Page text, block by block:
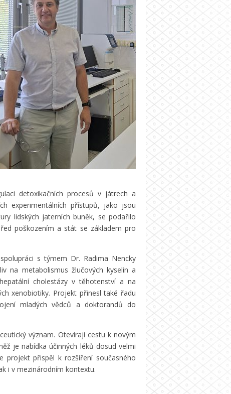
detoxikačních procesů v játrech a
experimentálních přístupů, jako jsou
lidských jaterních buněk, se podařilo
poškozením a stát se základem pro
s týmem Dr. Radima Nencky
na metabolismus žlučových kyselin a
cholestázy v těhotenství a na
xenobiotiky. Projekt přinesl také řadu
mladých vědců a doktorandů do
význam. Otevírají cestu k novým
je nabídka účinných léků dosud velmi
projekt přispěl k rozšíření současného
i v mezinárodním kontextu.